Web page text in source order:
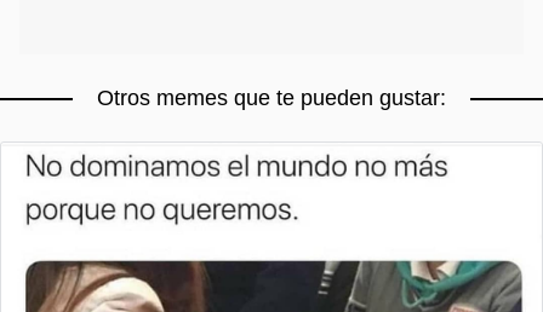
Otros memes que te pueden gustar: